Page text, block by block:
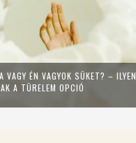
VAGY ÉN VAGYOK SÜKET? – ILYEN,
A TÜRELEM OPCIÓ